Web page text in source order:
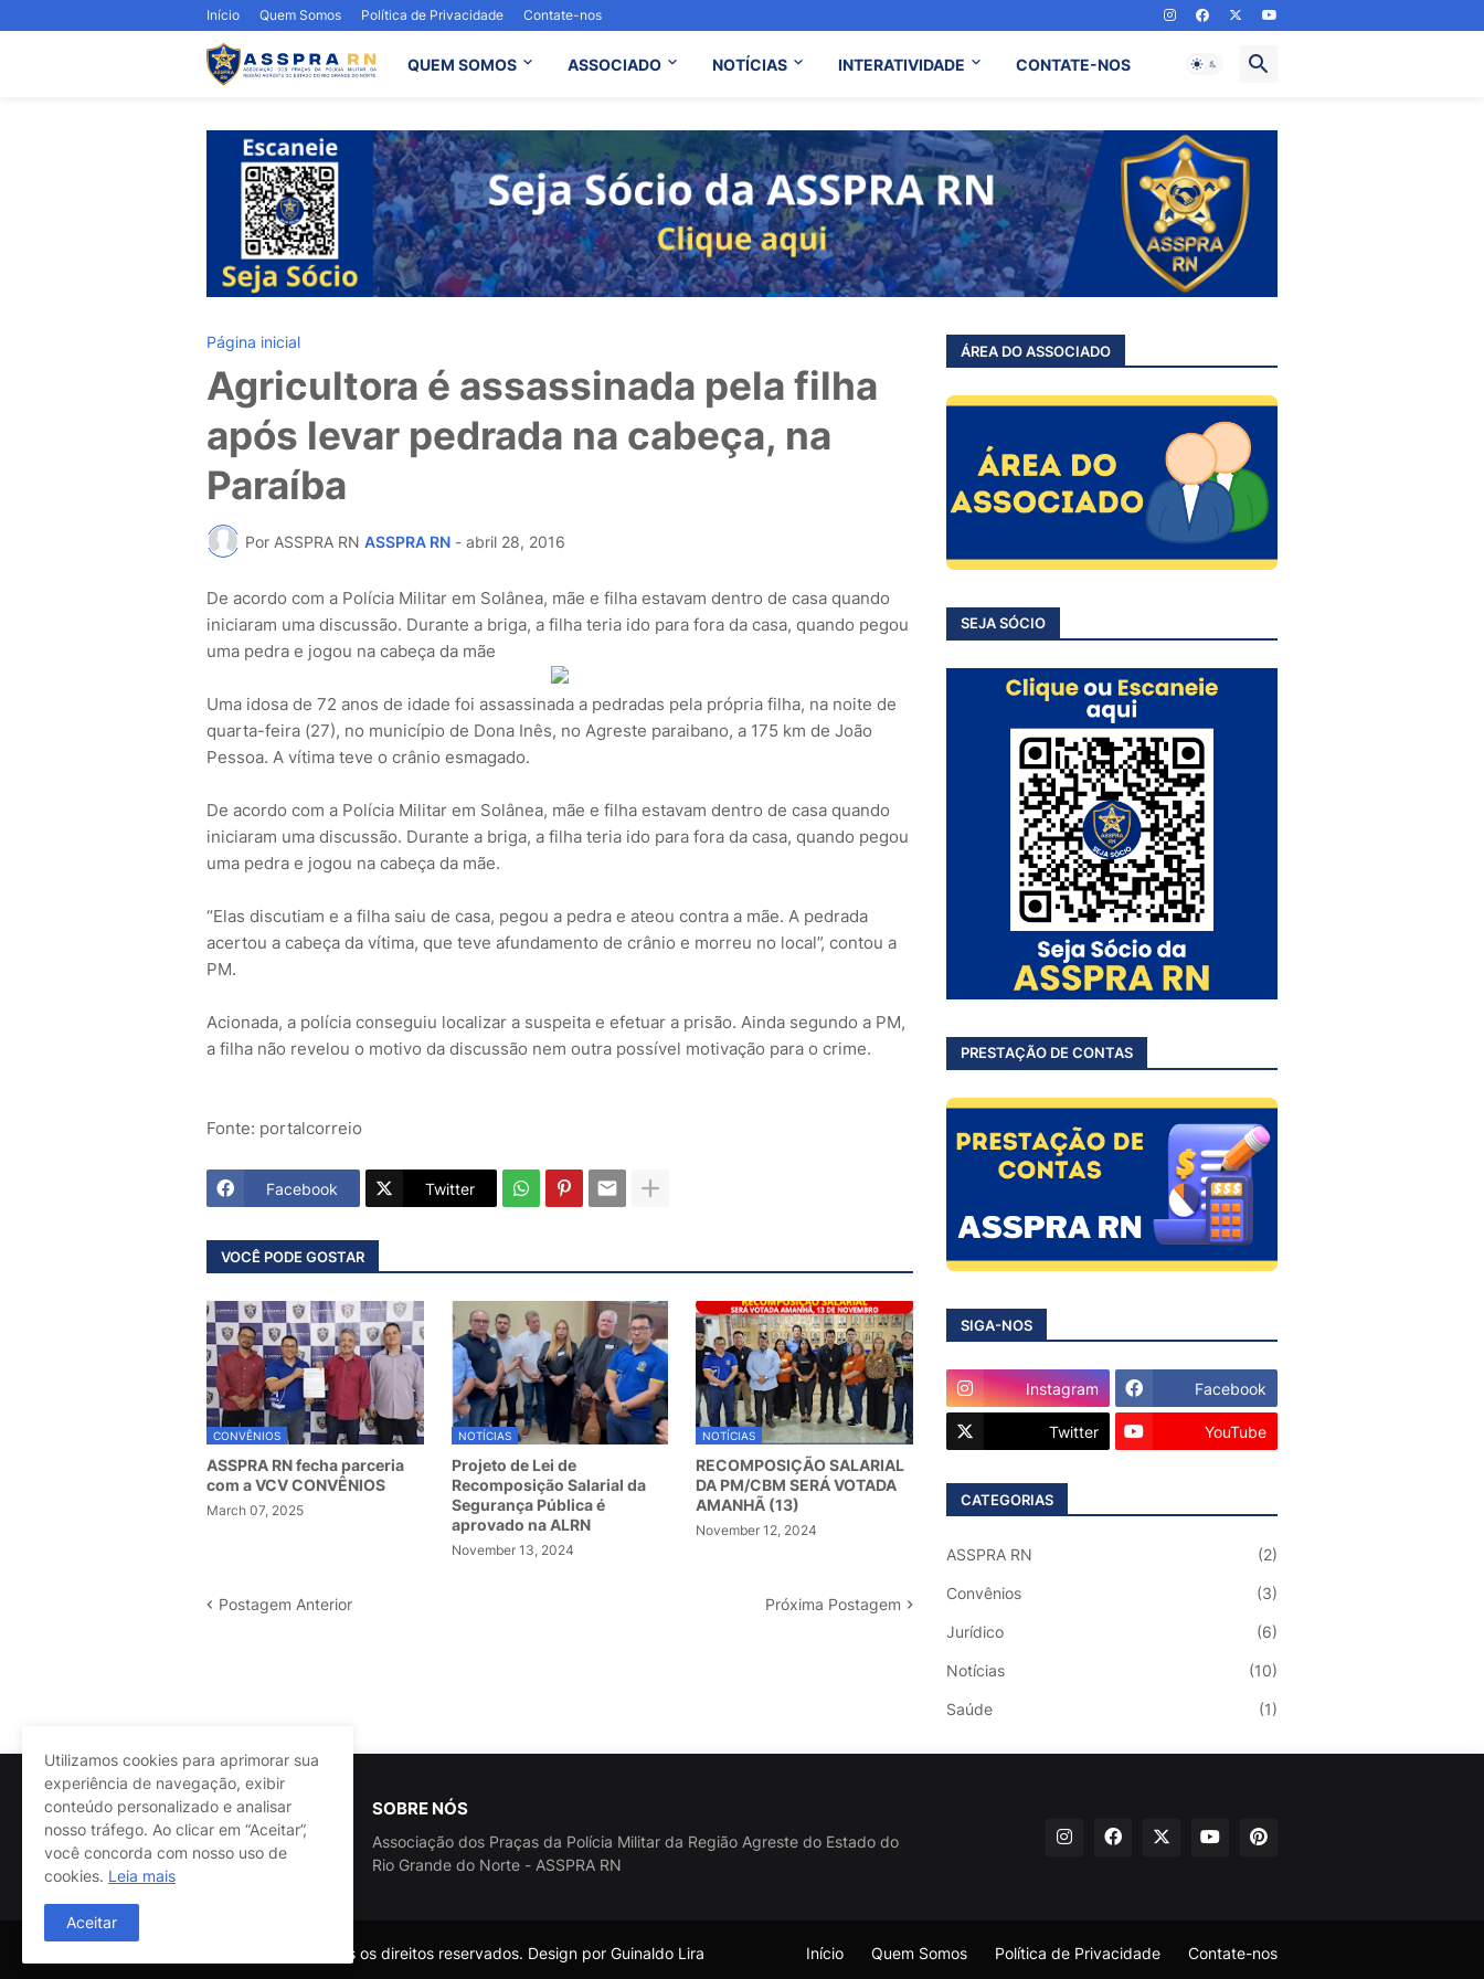
Início Quem Somos Política de Privacidade Contate-nos
QUEM SOMOS ASSOCIADO NOTÍCIAS INTERATIVIDADE CONTATE-NOS
Página inicial
Agricultora é assassinada pela filha
após levar pedrada na cabeça, na
Paraíba
Por ASSPRA RN ASSPRA RN - abril 28, 2016
De acordo com a Polícia Militar em Solânea, mãe e filha estavam dentro de casa quando
iniciaram uma discussão. Durante a briga, a filha teria ido para fora da casa, quando pegou
uma pedra e jogou na cabeça da mãe
Uma idosa de 72 anos de idade foi assassinada a pedradas pela própria filha, na noite de
quarta-feira (27), no município de Dona Inês, no Agreste paraibano, a 175 km de João
Pessoa. A vítima teve o crânio esmagado.
De acordo com a Polícia Militar em Solânea, mãe e filha estavam dentro de casa quando
iniciaram uma discussão. Durante a briga, a filha teria ido para fora da casa, quando pegou
uma pedra e jogou na cabeça da mãe.
“Elas discutiam e a filha saiu de casa, pegou a pedra e ateou contra a mãe. A pedrada
acertou a cabeça da vítima, que teve afundamento de crânio e morreu no local”, contou a
PM.
Acionada, a polícia conseguiu localizar a suspeita e efetuar a prisão. Ainda segundo a PM,
a filha não revelou o motivo da discussão nem outra possível motivação para o crime.
Fonte: portalcorreio
Facebook Twitter
VOCÊ PODE GOSTAR
CONVÊNIOS
ASSPRA RN fecha parceria
com a VCV CONVÊNIOS
March 07, 2025
NOTÍCIAS
Projeto de Lei de
Recomposição Salarial da
Segurança Pública é
aprovado na ALRN
November 13, 2024
NOTÍCIAS
RECOMPOSIÇÃO SALARIAL
DA PM/CBM SERÁ VOTADA
AMANHÃ (13)
November 12, 2024
Postagem Anterior Próxima Postagem
ÁREA DO ASSOCIADO
SEJA SÓCIO
PRESTAÇÃO DE CONTAS
SIGA-NOS
Instagram Facebook
Twitter YouTube
CATEGORIAS
ASSPRA RN (2)
Convênios (3)
Jurídico (6)
Notícias (10)
Saúde (1)
SOBRE NÓS
Associação dos Praças da Polícia Militar da Região Agreste do Estado do
Rio Grande do Norte - ASSPRA RN
@ASSPRA RN Todos os direitos reservados. Design por Guinaldo Lira Início Quem Somos Política de Privacidade Contate-nos
Utilizamos cookies para aprimorar sua
experiência de navegação, exibir
conteúdo personalizado e analisar
nosso tráfego. Ao clicar em “Aceitar”,
você concorda com nosso uso de
cookies. Leia mais
Aceitar